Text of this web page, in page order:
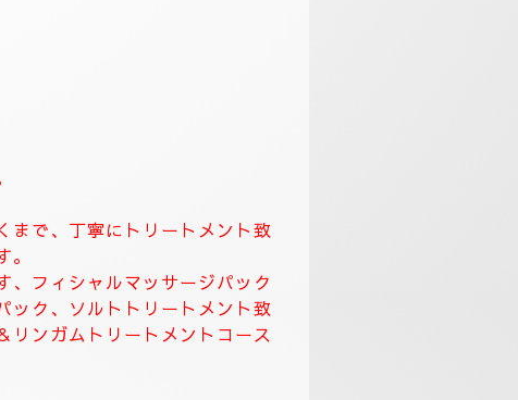
まで、丁寧にトリートメント致
、フィシャルマッサージパック
ック、ソルトトリートメント致
リンガムトリートメントコース